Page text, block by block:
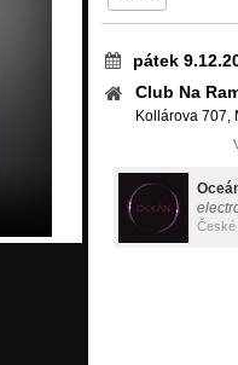
pátek
Club Na
Kollárova 707,
České